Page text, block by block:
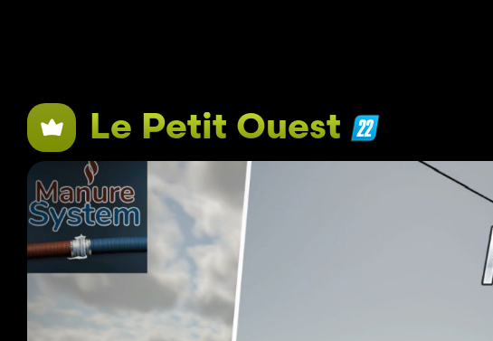
Le Petit Ouest